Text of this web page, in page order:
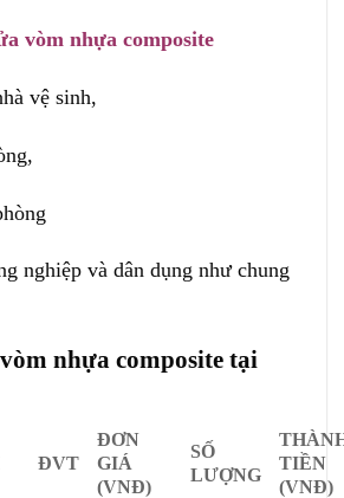
vòm nhựa composite
vệ sinh,
nghiệp và dân dụng như chung
nhựa composite tại
ĐVT
ĐƠN
GIÁ
(VNĐ)
SỐ
LƯỢNG
TIỀN
(VNĐ)